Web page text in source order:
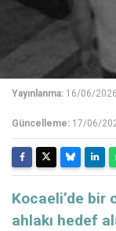
Yayınlanma: 16/06/
Güncelleme: 17/06/
​​​​​​​Kocaeli’de
ahlakı hedef